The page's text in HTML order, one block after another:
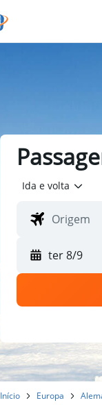
Ida e volta
ter 8/9
Início Europa